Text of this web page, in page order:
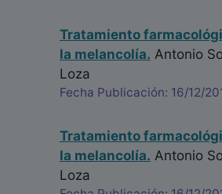
Tratamiento
la melancolía. Antonio
Loza
Fecha Publicación: 16/12/
Tratamiento
la melancolía. Antonio
Loza